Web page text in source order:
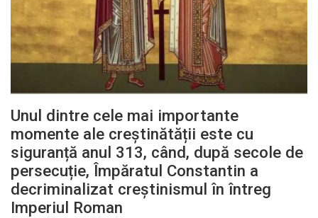
Unul dintre cele mai importante
momente ale creștinătății este cu
siguranță anul 313, când, după secole de
persecuție, Împăratul Constantin a
decriminalizat creștinismul în întreg
Imperiul Roman